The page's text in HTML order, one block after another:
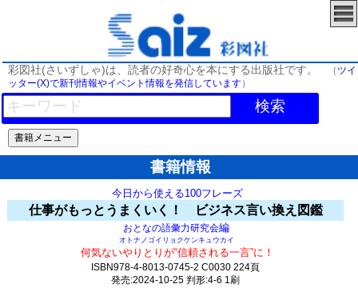
彩図社(さいずしゃ)は、読者の好奇心を本にする出版社です。 （ ツイ
ッター(X)で新刊情報やイベント情報を発信しています）
検索
書籍情報
今日から使える100フレーズ
仕事がもっとうまくいく！ ビジネス言い換え図鑑
おとなの語彙力研究会編
オトナノゴイリョクケンキュウカイ
何気ないやりとりが“信頼される一言”に！
ISBN978-4-8013-0745-2 C0030 224頁
発売:2024-10-25 判形:4-6 1刷